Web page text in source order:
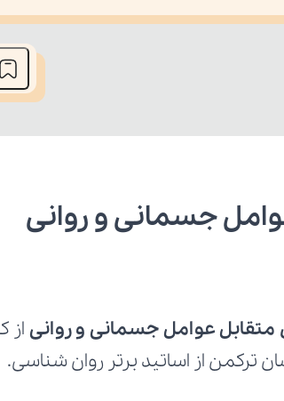
جسمانی و روانی
عوامل جسمانی و روانی
ترکمن از اساتید برتر روان شناسی.